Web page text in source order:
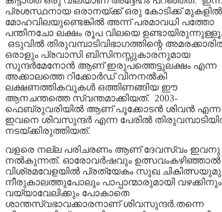
പ്രശസ്ഥനായ ഒരാനയ്ക്ക്‌ ഒരു കോടിക്ക് മുകളില്‍‍
മോഹവിലയുണ്ടെങ്കില്‍ അന്ന് പരമാവധി പത്തോ
പന്തിനചോ ലക്ഷം രൂപ വിലയെ
ഒടുവില്‍ തിരുവമ്പാടിവിഭാഗത്തിന്റെ
ഒരാളും പ്രവാസി ബിസിനസ്സുകാരനുമായ
സുന്ദര്‍മേനോന്‍ ആണ്‌ ഇരുപത്തെട്ടുലക്ഷം എന്ന
അക്കാലത്തെ റിക്കോര്‍ഡ്‌ വിനനല്‍കി
ലക്ഷണത്തികവുകള്‍ ഒത്തിണങ്ങിയ ഈ
ആനചന്തത്തെ സ്വന്തമാക്കിയത്‌. 2003-
ഫെബ്രുവരിയില്‍ ആണ്‌ പൂക്കോടന്‍ ശിവന്‍ എന്ന
ഇവനെ ശിവസുന്ദര്‍ എന്ന പേരില്‍
നടയ്ക്കിരുത്തിയത്‌.
വളരെ നല്ല പരിചരണം ആണ്‌ ദേവസ്വം ഇവനു
നല്‍കുന്നത്‌. ഓരോവര്‍ഷവും ഉത്സവംകഴിഞ്ഞാല്‍
വിശ്രമവേളയില്‍ പ്രത്യേകം സുഖ
നീരുകാലത്തുപോലും പാപ്പാന്മാരുമായി വഴക്കിനും
വയ്യാവേലിക്കും പോകാതെ
ശാന്തസ്വഭാവക്കാരനാണ്‌ ശിവസുന്ദര്‍.തന്നെ